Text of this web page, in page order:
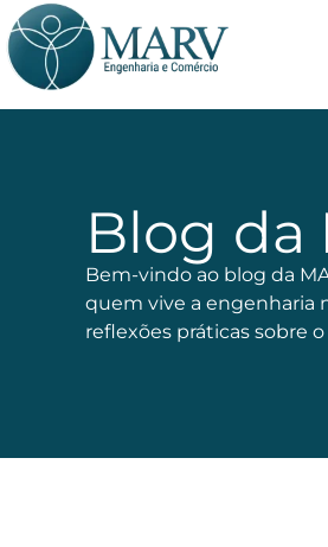
Blog da
Bem-vindo ao blog da
quem vive a engenharia
reflexões práticas sobre